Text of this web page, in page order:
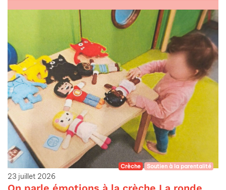
Crèche Soutien à la parentalité
23 juillet 2026